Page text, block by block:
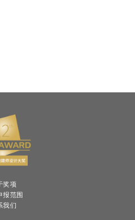
奖项
报范围
我们